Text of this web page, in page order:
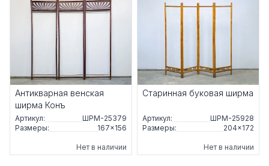
Антикварная венская
ширма Конъ
Артикул:
ШРМ-25379
Размеры:
167×156
Нет в наличии
Старинная буковая ширма
Артикул:
ШРМ-25928
Размеры:
204×172
Нет в наличии